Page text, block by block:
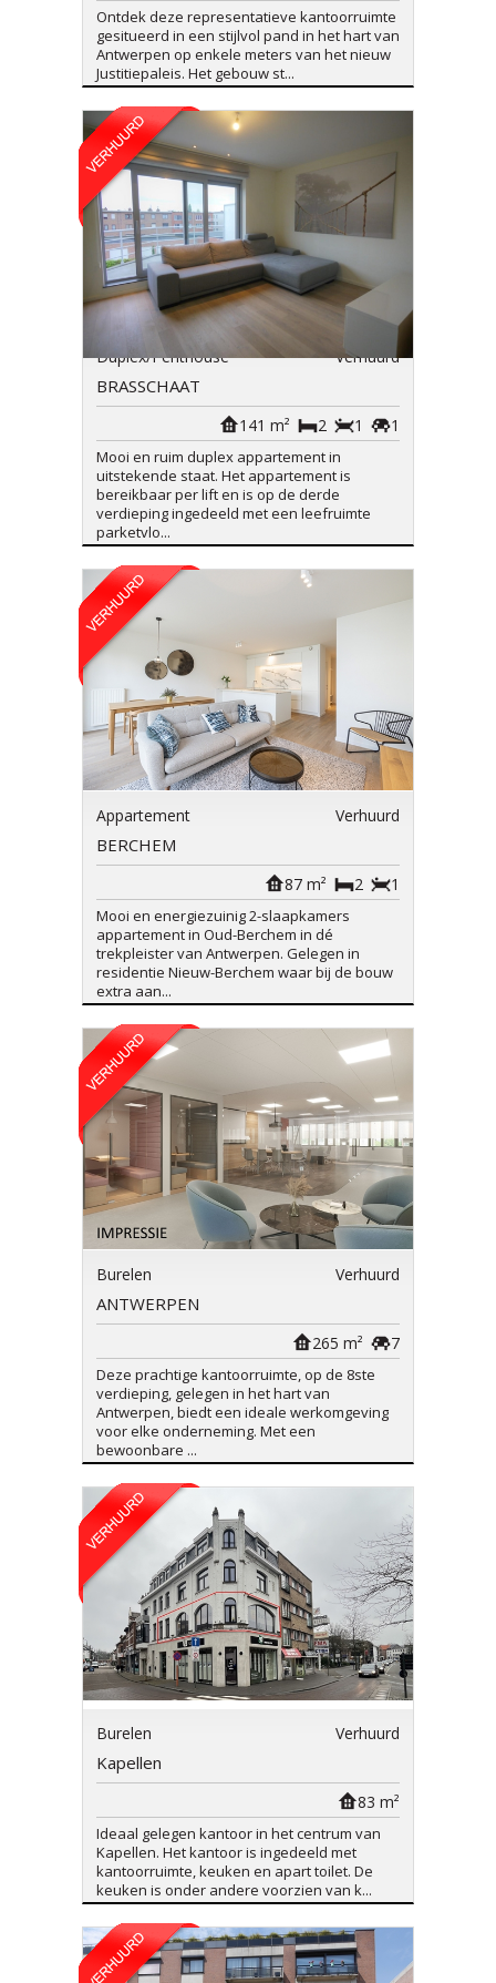
Ontdek deze representatieve kantoorruimte
gesitueerd in een stijlvol pand in het hart van
Antwerpen op enkele meters van het nieuw
Justitiepaleis. Het gebouw st...
Duplex/Penthouse Verhuurd
BRASSCHAAT
1
1
2
141 m²
Mooi en ruim duplex appartement in
uitstekende staat. Het appartement is
bereikbaar per lift en is op de derde
verdieping ingedeeld met een leefruimte
parketvlo...
Appartement Verhuurd
BERCHEM
1
2
87 m²
Mooi en energiezuinig 2-slaapkamers
appartement in Oud-Berchem in dé
trekpleister van Antwerpen. Gelegen in
residentie Nieuw-Berchem waar bij de bouw
extra aan...
Burelen Verhuurd
ANTWERPEN
7
265 m²
Deze prachtige kantoorruimte, op de 8ste
verdieping, gelegen in het hart van
Antwerpen, biedt een ideale werkomgeving
voor elke onderneming. Met een
bewoonbare ...
Burelen Verhuurd
Kapellen
83 m²
Ideaal gelegen kantoor in het centrum van
Kapellen. Het kantoor is ingedeeld met
kantoorruimte, keuken en apart toilet. De
keuken is onder andere voorzien van k...